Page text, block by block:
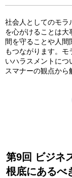
社会人としてのモラ
を心がけることは大
間を守ることや人間
もつながります。モ
いハラスメントにつ
スマナーの観点から
第9回 ビジネ
根底にある